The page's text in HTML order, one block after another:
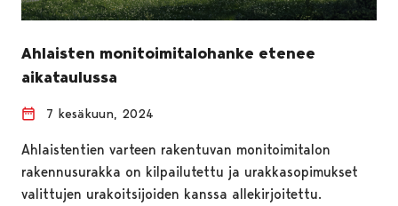
Ahlaisten monitoimitalohanke etenee
aikataulussa
7 kesäkuun, 2024
Ahlaistentien varteen rakentuvan monitoimitalon
rakennusurakka on kilpailutettu ja urakkasopimukset
valittujen urakoitsijoiden kanssa allekirjoitettu.